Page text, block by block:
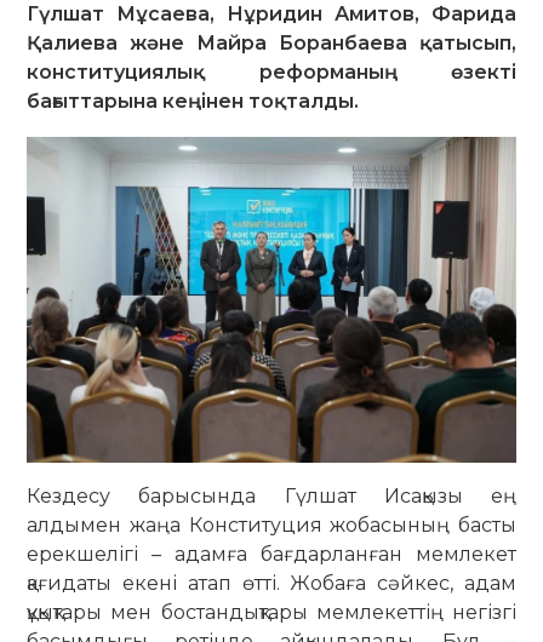
Гүлшат Мұсаева, Нұридин Амитов, Фарида
Қалиева және Майра Боранбаева қатысып,
конституциялық реформаның өзекті
бағыттарына кеңінен тоқталды.
Кездесу барысында Гүлшат Исақызы ең
алдымен жаңа Конституция жобасының басты
ерекшелігі – адамға бағдарланған мемлекет
қағидаты екені атап өтті. Жобаға сәйкес, адам
құқықтары мен бостандықтары мемлекеттің негізгі